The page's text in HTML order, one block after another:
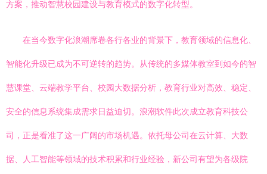
方案，推动智慧校园建设与教育模式的数字化转型。
在当今数字化浪潮席卷各行各业的背景下，教育领域的信息化、
智能化升级已成为不可逆转的趋势。从传统的多媒体教室到如今的智
慧课堂、云端教学平台、校园大数据分析，教育行业对高效、稳定、
安全的信息系统集成需求日益迫切。浪潮软件此次成立教育科技公
司，正是看准了这一广阔的市场机遇。依托母公司在云计算、大数
据、人工智能等领域的技术积累和行业经验，新公司有望为各级院